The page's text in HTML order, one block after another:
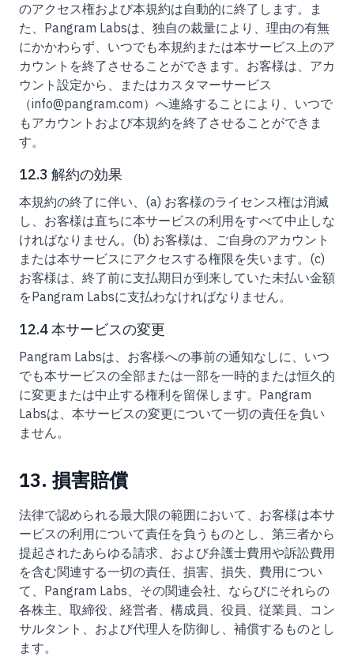
のアクセス権および本規約は自動的に終了します。ま
た、Pangram Labsは、独自の裁量により、理由の有無
にかかわらず、いつでも本規約または本サービス上のア
カウントを終了させることができます。お客様は、アカ
ウント設定から、またはカスタマーサービス
（info@pangram.com）へ連絡することにより、いつで
もアカウントおよび本規約を終了させることができま
す。
12.3 解約の効果
本規約の終了に伴い、(a) お客様のライセンス権は消滅
し、お客様は直ちに本サービスの利用をすべて中止しな
ければなりません。(b) お客様は、ご自身のアカウント
または本サービスにアクセスする権限を失います。(c)
お客様は、終了前に支払期日が到来していた未払い金額
をPangram Labsに支払わなければなりません。
12.4 本サービスの変更
Pangram Labsは、お客様への事前の通知なしに、いつ
でも本サービスの全部または一部を一時的または恒久的
に変更または中止する権利を留保します。Pangram
Labsは、本サービスの変更について一切の責任を負い
ません。
13. 損害賠償
法律で認められる最大限の範囲において、お客様は本サ
ービスの利用について責任を負うものとし、第三者から
提起されたあらゆる請求、および弁護士費用や訴訟費用
を含む関連する一切の責任、損害、損失、費用につい
て、Pangram Labs、その関連会社、ならびにそれらの
各株主、取締役、経営者、構成員、役員、従業員、コン
サルタント、および代理人を防御し、補償するものとし
ます。